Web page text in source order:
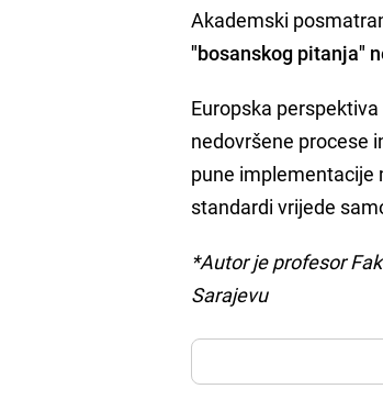
Akademski
"bosanskog pitanja"
Europska
nedovršene procese
pune implementacije
standardi vrijede
*Autor je profesor
Sarajevu